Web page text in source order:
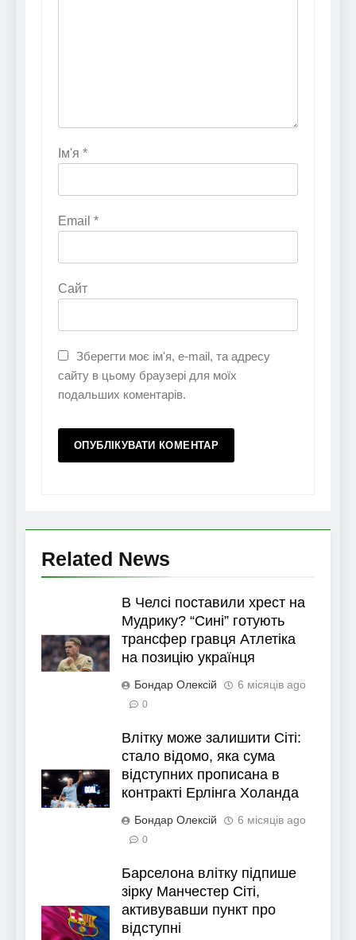
Ім'я *
Email *
Сайт
Зберегти моє ім'я, e-mail, та адресу
сайту в цьому браузері для моїх
подальших коментарів.
Related News
В Челсі поставили хрест на
Мудрику? “Сині” готують
трансфер гравця Атлетіка
на позицію українця
Бондар Олексій 6 місяців ago
0
Влітку може залишити Сіті:
стало відомо, яка сума
відступних прописана в
контракті Ерлінга Холанда
Бондар Олексій 6 місяців ago
0
Барселона влітку підпише
зірку Манчестер Сіті,
активувавши пункт про
відступні